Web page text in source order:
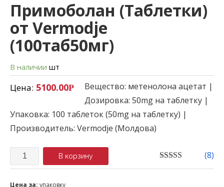
Примоболан (Таблетки)
от Vermodje
(100таб50мг)
В наличии шт
Цена: 5100.00Р
Вещество: метенолона ацетат |
Дозировка: 50mg на таблетку |
Упаковка: 100 таблеток (50mg на таблетку) |
Производитель: Vermodje (Молдова)
Количество В корзину
4.71out of 5
(8)
Цена за: упаковку